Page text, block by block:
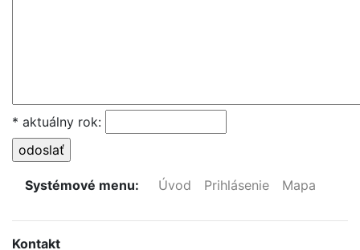
* aktuálny rok:
Systémové menu: Úvod Prihlásenie Mapa
Kontakt